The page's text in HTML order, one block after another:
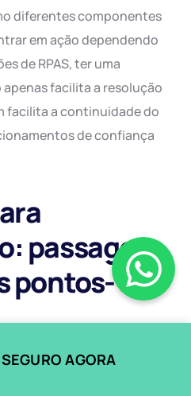
diferentes componentes
em ação dependendo
de RPAS, ter uma
facilita a resolução
facilita a continuidade do
de confiança
passagem
pontos-
contrato de seguro para
AGORA